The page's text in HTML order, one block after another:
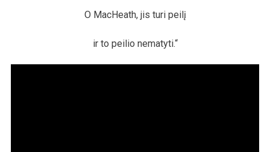
O MacHeath, jis turi peilį
ir to peilio nematyti.“